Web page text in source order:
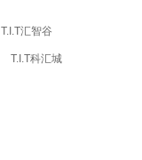
T.I.T汇智谷
T.I.T科汇城